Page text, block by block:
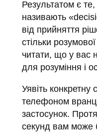
Результатом є
називають
від прийняття
стільки
читати, що у вас
для розуміння і
Уявіть конкретну
телефоном
застосунок.
секунд вам може